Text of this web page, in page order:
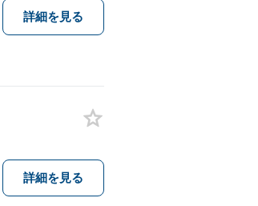
詳細を見る
詳細を見る